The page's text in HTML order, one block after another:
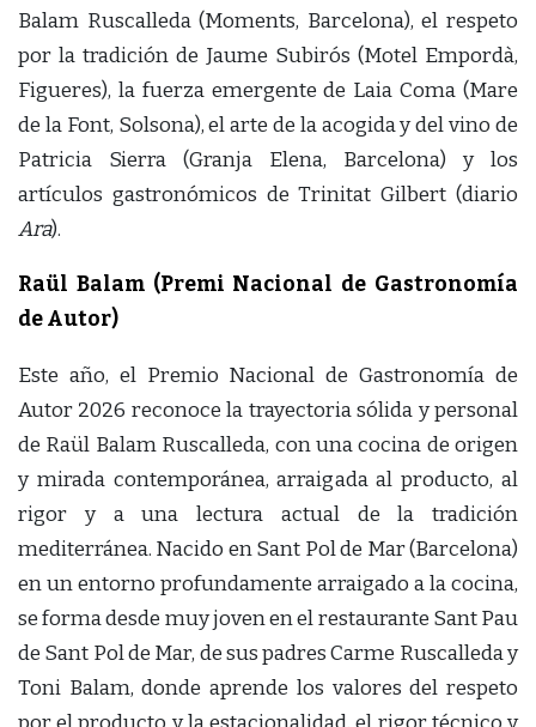
Balam Ruscalleda (Moments, Barcelona), el respeto
por la tradición de Jaume Subirós (Motel Empordà,
Figueres), la fuerza emergente de Laia Coma (Mare
de la Font, Solsona), el arte de la acogida y del vino de
Patricia Sierra (Granja Elena, Barcelona) y los
artículos gastronómicos de Trinitat Gilbert (diario
Ara).
Raül Balam (Premi Nacional de Gastronomía
de Autor)
Este año, el Premio Nacional de Gastronomía de
Autor 2026 reconoce la trayectoria sólida y personal
de Raül Balam Ruscalleda, con una cocina de origen
y mirada contemporánea, arraigada al producto, al
rigor y a una lectura actual de la tradición
mediterránea. Nacido en Sant Pol de Mar (Barcelona)
en un entorno profundamente arraigado a la cocina,
se forma desde muy joven en el restaurante Sant Pau
de Sant Pol de Mar, de sus padres Carme Ruscalleda y
Toni Balam, donde aprende los valores del respeto